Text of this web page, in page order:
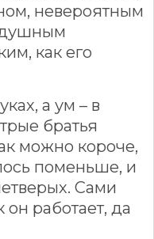
невероятным
как его
а ум – в
братья
можно короче,
поменьше, и
Сами
он работает, да